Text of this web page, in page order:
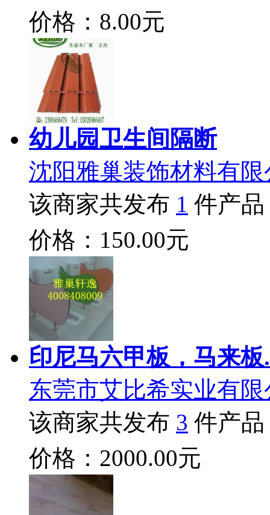
价格：8.00元
幼儿园卫生间隔断
沈阳雅巢装饰材料有限
该商家共发布 1 件产品
价格：150.00元
印尼马六甲板，马来板
东莞市艾比希实业有限
该商家共发布 3 件产品
价格：2000.00元